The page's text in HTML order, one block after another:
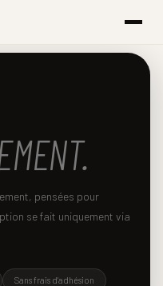
pensées pour
se fait uniquement via
Sans frais d'adhésion